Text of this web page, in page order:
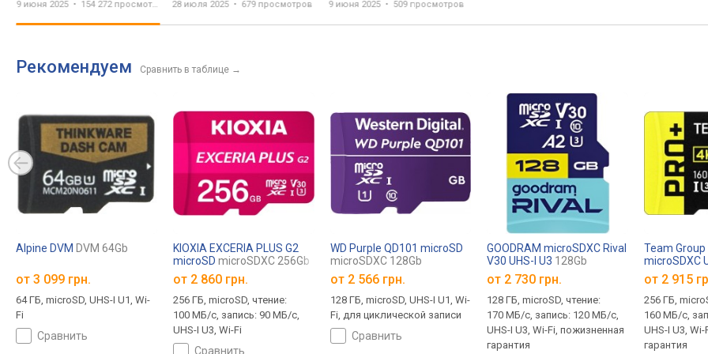
#NintendoSwitch2
9 июня 2025 154 272 просмотра
Testing
28 июля 2025 679 просмотров 9 июня 2025 509 просмотров
Рекомендуем Сравнить в таблице →
Alpine DVM DVM 64Gb
от 3 099 грн.
64 ГБ, microSD, UHS-I U1, Wi-
Fi
сравнить
KIOXIA EXCERIA PLUS G2
microSD microSDXC 256Gb
от 2 860 грн.
256 ГБ, microSD, чтение:
100 МБ/с, запись: 90 МБ/с,
UHS-I U3, Wi-Fi
сравнить
WD Purple QD101 microSD
microSDXC 128Gb
от 2 566 грн.
128 ГБ, microSD, UHS-I U1, Wi-
Fi, для циклической записи
сравнить
GOODRAM microSDXC Rival
V30 UHS-I U3 128Gb
от 2 730 грн.
128 ГБ, microSD, чтение:
170 МБ/с, запись: 120 МБ/с,
UHS-I U3, Wi-Fi, пожизненная
гарантия
Team Group
microSDXC
V30256Gb
от 2 915
256 ГБ,
160 МБ/с,
UHS-I U3,
гарантия